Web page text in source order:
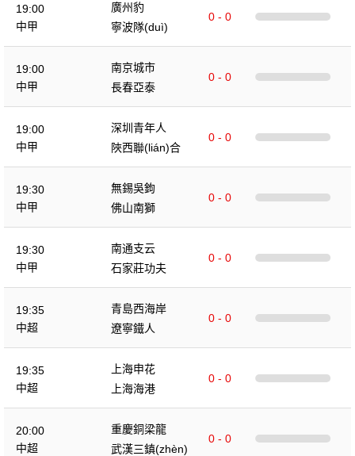
19:00
中甲
廣州豹
0 - 0
寧波隊(duì)
19:00
中甲
南京城市
0 - 0
長春亞泰
19:00
中甲
深圳青年人
0 - 0
陜西聯(lián)合
19:30
中甲
無錫吳鉤
0 - 0
佛山南獅
19:30
中甲
南通支云
0 - 0
石家莊功夫
19:35
中超
青島西海岸
0 - 0
遼寧鐵人
19:35
中超
上海申花
0 - 0
上海海港
20:00
中超
重慶銅梁龍
0 - 0
武漢三鎮(zhèn)